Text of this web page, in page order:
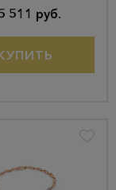
511 руб.